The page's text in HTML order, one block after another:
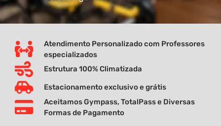
Atendimento Personalizado com Professores
especializados
Estrutura 100% Climatizada
Estacionamento exclusivo e grátis
Aceitamos Gympass, TotalPass e Diversas
Formas de Pagamento